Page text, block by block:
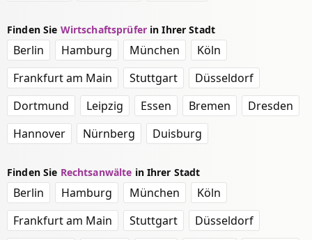
Finden Sie Wirtschaftsprüferin Ihrer Stadt
Berlin Hamburg München
Köln
Frankfurt am Main
Stuttgart
Düsseldorf
Dortmund
Leipzig Essen Bremen
Dresden
Hannover
Nürnberg Duisburg
Finden Sie Rechtsanwälte in Ihrer Stadt
Berlin Hamburg München
Köln
Frankfurt am Main
Stuttgart
Düsseldorf